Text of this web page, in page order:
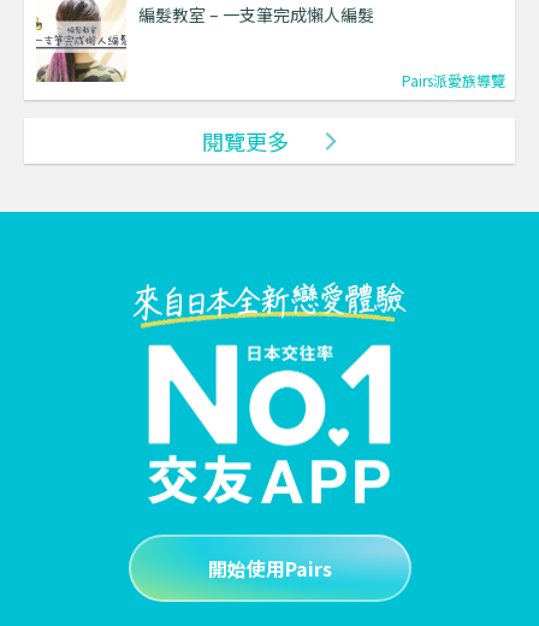
編髮教室 – 一支筆完成懶人編髮
Pairs派愛族導覽
閱覽更多
開始使用Pairs